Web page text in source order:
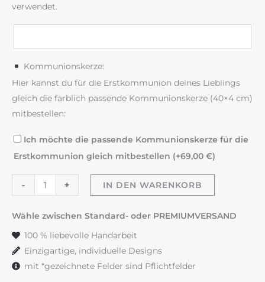
verwendet.
Kommunionskerze:
Hier kannst du für die Erstkommunion deines Lieblings
gleich die farblich passende Kommunionskerze (40×4 cm)
mitbestellen:
Ich möchte die passende Kommunionskerze für die
Erstkommunion gleich mitbestellen (+69,00 €)
-
Taufkerze
"Kreuz
mit
+ IN DEN WARENKORB
Wähle zwischen Standard- oder PREMIUMVERSAND
100 % liebevolle Handarbeit
Einzigartige, individuelle Designs
mit *gezeichnete Felder sind Pflichtfelder